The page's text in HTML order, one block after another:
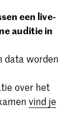
een live-
auditie in
data worden
over het
vind je